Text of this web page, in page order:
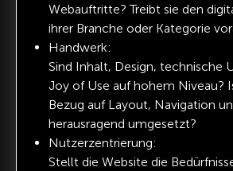
Webauftritte? Treibt sie den
ihrer Branche oder Kategorie
Handwerk:
Sind Inhalt, Design, technische
Joy of Use auf hohem Niveau?
Bezug auf Layout, Navigation
herausragend umgesetzt?
Nutzerzentrierung:
Stellt die Website die